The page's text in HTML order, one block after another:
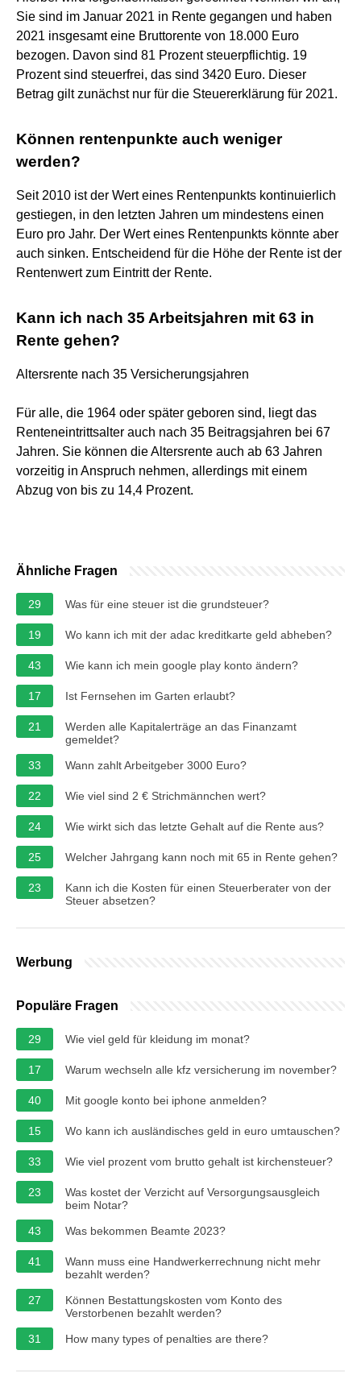
Sie sind im Januar 2021 in Rente gegangen und haben
2021 insgesamt eine Bruttorente von 18.000 Euro
bezogen. Davon sind 81 Prozent steuerpflichtig. 19
Prozent sind steuerfrei, das sind 3420 Euro. Dieser
Betrag gilt zunächst nur für die Steuererklärung für 2021.
Können rentenpunkte auch weniger
werden?
Seit 2010 ist der Wert eines Rentenpunkts kontinuierlich
gestiegen, in den letzten Jahren um mindestens einen
Euro pro Jahr. Der Wert eines Rentenpunkts könnte aber
auch sinken. Entscheidend für die Höhe der Rente ist der
Rentenwert zum Eintritt der Rente.
Kann ich nach 35 Arbeitsjahren mit 63 in
Rente gehen?
Altersrente nach 35 Versicherungsjahren
Für alle, die 1964 oder später geboren sind, liegt das
Renteneintrittsalter auch nach 35 Beitragsjahren bei 67
Jahren. Sie können die Altersrente auch ab 63 Jahren
vorzeitig in Anspruch nehmen, allerdings mit einem
Abzug von bis zu 14,4 Prozent.
Ähnliche Fragen
29 Was für eine steuer ist die grundsteuer?
19 Wo kann ich mit der adac kreditkarte geld abheben?
43 Wie kann ich mein google play konto ändern?
17 Ist Fernsehen im Garten erlaubt?
21
Werden alle Kapitalerträge an das Finanzamt
gemeldet?
33
Wann zahlt Arbeitgeber 3000 Euro?
22 Wie viel sind 2 € Strichmännchen wert?
24 Wie wirkt sich das letzte Gehalt auf die Rente aus?
25 Welcher Jahrgang kann noch mit 65 in Rente gehen?
23
Kann ich die Kosten für einen Steuerberater von der
Steuer absetzen?
Werbung
Populäre Fragen
29 Wie viel geld für kleidung im monat?
17 Warum wechseln alle kfz versicherung im november?
40 Mit google konto bei iphone anmelden?
15 Wo kann ich ausländisches geld in euro umtauschen?
33 Wie viel prozent vom brutto gehalt ist kirchensteuer?
23
Was kostet der Verzicht auf Versorgungsausgleich
beim Notar?
43
Was bekommen Beamte 2023?
41
Wann muss eine Handwerkerrechnung nicht mehr
bezahlt werden?
27
Können Bestattungskosten vom Konto des
Verstorbenen bezahlt werden?
31
How many types of penalties are there?